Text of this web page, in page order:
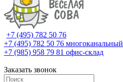
+7 (495) 782 50 76
+7 (495) 782 50 76 многоканальный
+7 (985) 958 79 81 офис-склад
Заказать звонок